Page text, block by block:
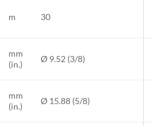
m 30
mm
(in.)
Ø 9.52 (3/8)
mm
(in.)
Ø 15.88 (5/8)